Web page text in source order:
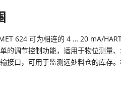
624 可为相连的 4 … 20 mA/
的调节控制功能，适用于物位测量
接口，可用于监测远处料仓的库存